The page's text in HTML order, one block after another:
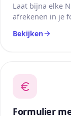
Laat bijna elke
afrekenen in je
Bekijken
Formulier